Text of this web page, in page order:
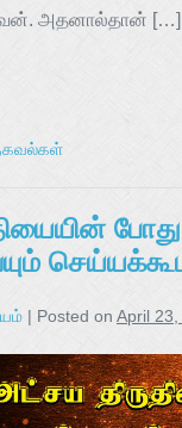
அதனால்தான் […]
| Posted on April